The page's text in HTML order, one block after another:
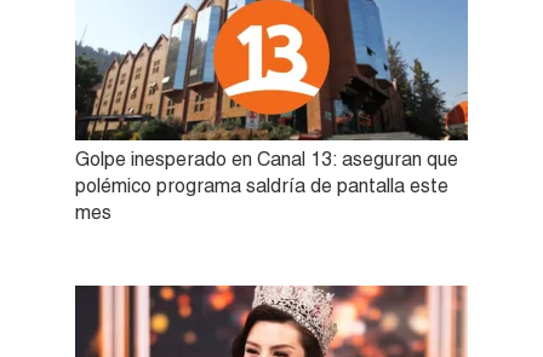
Golpe inesperado en Canal 13: aseguran que
polémico programa saldría de pantalla este
mes